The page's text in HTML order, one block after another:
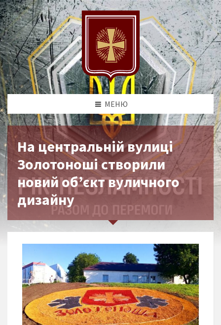
МЕНЮ
На центральній вулиці
Золотоноші створили
новий об’єкт вуличного
дизайну